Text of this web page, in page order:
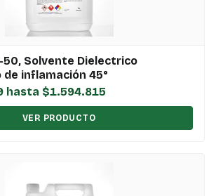
50, Solvente Dielectrico
de inflamación 45°
hasta $1.594.815
VER PRODUCTO